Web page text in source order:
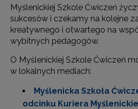
Myślenickiej Szkole Ćwiczeń
sukcesów i czekamy na kolejne
kreatywnego i otwartego na
wybitnych pedagogów.
O Myślenickiej Szkole Ćwiczeń
w lokalnych mediach:
Myślenicka Szkoła
odcinku Kuriera